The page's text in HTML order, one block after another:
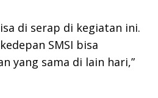
di serap di kegiatan ini.
SMSI bisa
yang sama di lain hari,”